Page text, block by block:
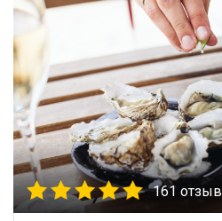
161 отзыв